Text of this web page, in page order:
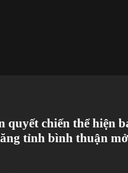
chiến thể
tỉnh bình thuận